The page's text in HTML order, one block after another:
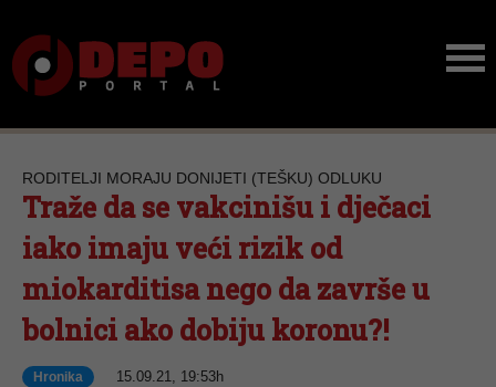
RODITELJI MORAJU DONIJETI (TEŠKU) ODLUKU
Traže da se vakcinišu i dječaci
iako imaju veći rizik od
miokarditisa nego da završe u
bolnici ako dobiju koronu?!
Hronika 15.09.21, 19:53h